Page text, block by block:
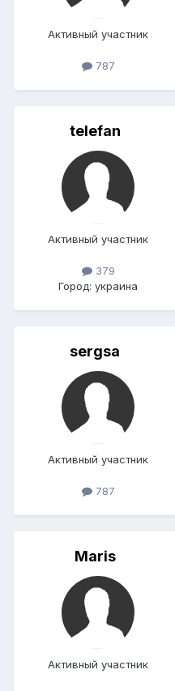
Активный участник
787
telefan
Активный участник
379
Город: украина
sergsa
Активный участник
787
Maris
Активный участник